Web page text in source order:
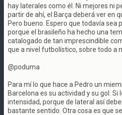
hay laterales como él. Ni mejores ni
partir de ahí, el Barça deberá ver en
Pero bueno. Espero que todavía sea
porque el brasileño ha hecho una
catalogado de tan imprescindible
que a nivel futbolístico, sobre todo a
@poduma
Para mí lo que hace a Pedro un
Barcelona es su actividad y su gol. Si
intensidad, porque de lateral así
bastante sentido. Otra cosa es que